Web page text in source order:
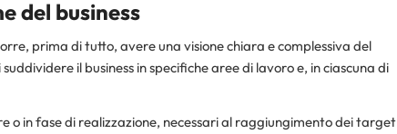
del business
prima di tutto, avere una visione chiara e complessiva del
il business in specifiche aree di lavoro e, in ciascuna di
o in fase di realizzazione, necessari al raggiungimento dei target